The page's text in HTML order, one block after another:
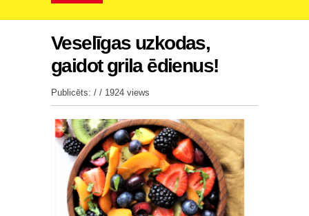
Veselīgas uzkodas,
gaidot grila ēdienus!
Publicēts: / / 1924 views